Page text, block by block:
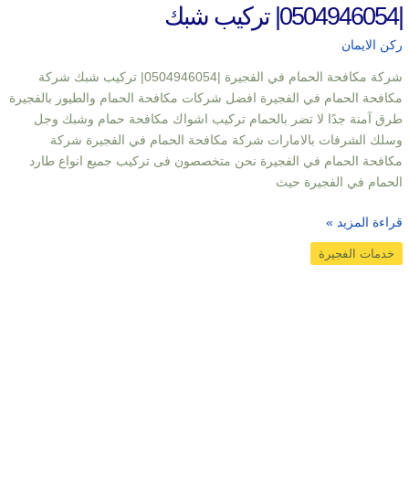
|0504946054| تركيب شبك
ركن الايمان
شركة مكافحة الحمام في الفجيرة |0504946054| تركيب شبك شركة
مكافحة الحمام في الفجيرة افضل شركات مكافحة الحمام والطيور بالفجيرة
طرق آمنة جدًا لا تضر بالحمام تركيب اشواك مكافحة حمام وشبك وجل
وسلك الشرفات بالامارات شركة مكافحة الحمام في الفجيرة شركة
مكافحة الحمام في الفجيرة نحن متخصصون فى تركيب جميع انواع طارد
الحمام في الفجيرة حيث
قراءة المزيد »
خدمات الفجيرة